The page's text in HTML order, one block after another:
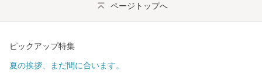
ページトップへ
ピックアップ特集
夏の挨拶、まだ間に合います。